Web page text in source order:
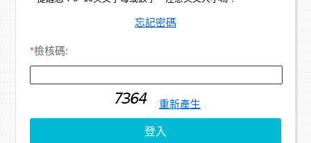
忘記密碼
*檢核碼:
重新產生